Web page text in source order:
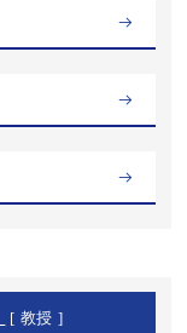
[ 教授 ]